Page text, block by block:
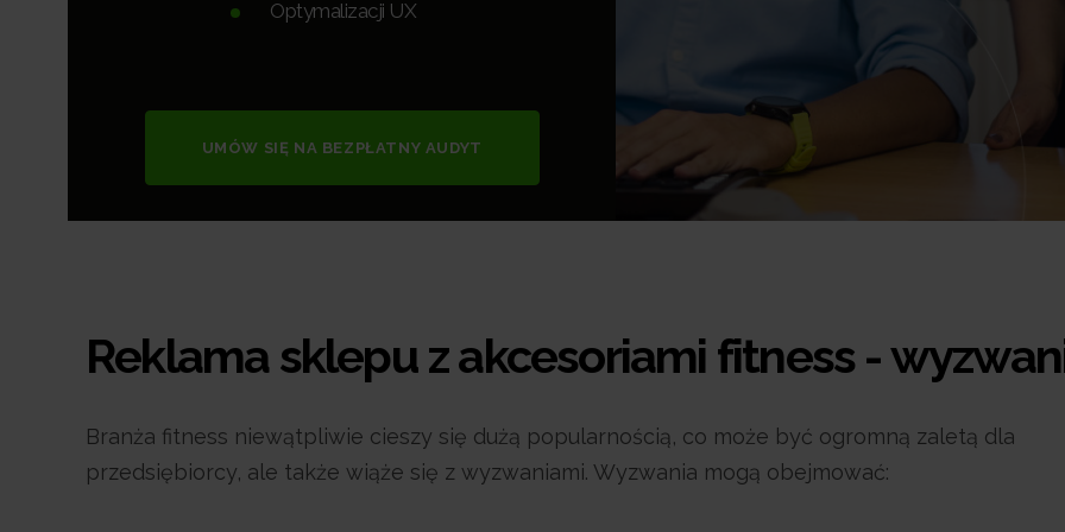
Optymalizacji UX
UMÓW SIĘ NA BEZPŁATNY AUDYT
Reklama sklepu z akcesoriami fitness -
Branża fitness niewątpliwie cieszy się dużą popularnością, co może być ogromną zaletą dla
przedsiębiorcy, ale także wiąże się z wyzwaniami. Wyzwania mogą obejmować: